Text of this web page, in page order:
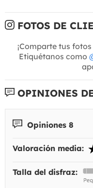
FOTOS DE
¡Comparte tus
Etiquétanos como
OPINIONES
Opiniones 8
Valoración media:
Talla del disfraz: